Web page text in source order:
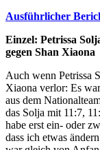
Ausführlicher
Einzel: Petrissa
gegen Shan Xiaona
Auch wenn Petrissa
Xiaona verlor: Es
aus dem
das Solja mit 11:7,
habe erst ein- oder
dass ich etwas